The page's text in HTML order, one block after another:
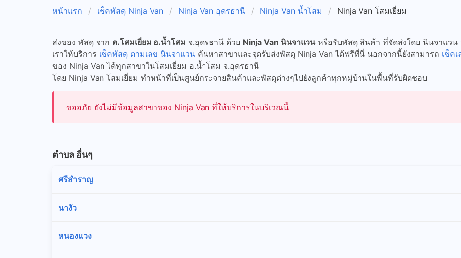
หน้าแรก เช็คพัสดุ Ninja Van Ninja Van อุดรธานี Ninja Van น้ำโสม Ninja Van โสมเยี่ยม
ส่งของ พัสดุ จาก ต.โสมเยี่ยม อ.น้ำโสม จ.อุดรธานี ด้วย Ninja Van นินจาแวนหรือรับพัสดุ สินค้า ที่จัดส่งโดย นินจาแวน
เราให้บริการ เช็คพัสดุ ตามเลข นินจาแวน ค้นหาสาขาและจุดรับส่งพัสดุ Ninja Van ได้ฟรีที่นี่ นอกจากนี้ยังสามารถ เช็ค
ของ Ninja Van ได้ทุกสาขาในโสมเยี่ยม อ.น้ำโสม จ.อุดรธานี
โดย Ninja Van โสมเยี่ยม ทำหน้าที่เป็นศูนย์กระจายสินค้าและพัสดุต่างๆไปยังลูกค้าทุกหมู่บ้านในพื้นที่รับผิดชอบ
ขออภัย ยังไม่มีข้อมูลสาขาของ Ninja Van ที่ให้บริการในบริเวณนี้
ตำบล อื่นๆ
ศรีสำราญ
นางัว
หนองแวง